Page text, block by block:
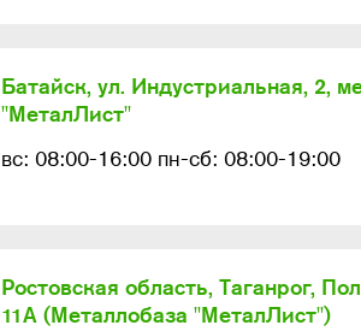
Батайск, ул. Индустриальная, 2,
"МеталЛист"
вс: 08:00-16:00 пн-сб: 08:00-19:00
Ростовская область, Таганрог,
11А (Металлобаза "МеталЛист")